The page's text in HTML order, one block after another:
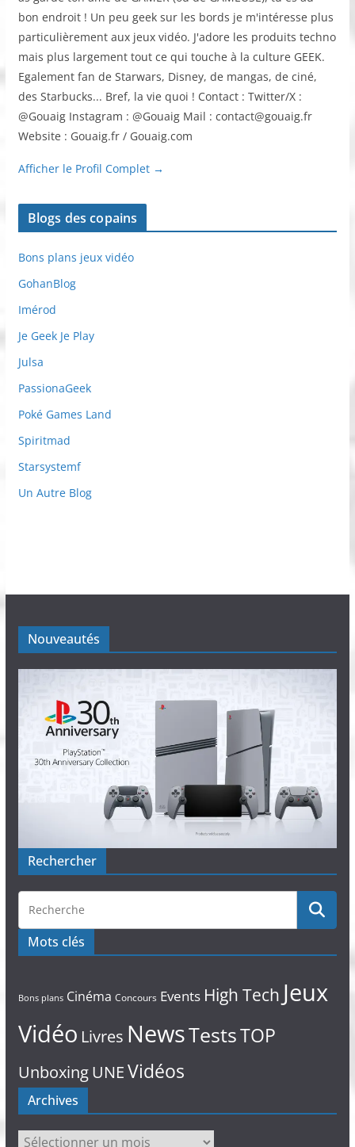
bon endroit ! Un peu geek sur les bords je m'intéresse plus
particulièrement aux jeux vidéo. J'adore les produits techno
mais plus largement tout ce qui touche à la culture GEEK.
Egalement fan de Starwars, Disney, de mangas, de ciné,
des Starbucks... Bref, la vie quoi ! Contact : Twitter/X :
@Gouaig Instagram : @Gouaig Mail : contact@gouaig.fr
Website : Gouaig.fr / Gouaig.com
Afficher le Profil Complet →
Blogs des copains
Bons plans jeux vidéo
GohanBlog
Imérod
Je Geek Je Play
Julsa
PassionaGeek
Poké Games Land
Spiritmad
Starsystemf
Un Autre Blog
Nouveautés
Rechercher
Mots clés
Bons plans Cinéma Concours Events High Tech Jeux
Vidéo Livres NewsTestsTOP
UnboxingUNEVidéos
Archives
Archives